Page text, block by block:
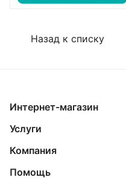
Назад к списку
Интернет-магазин
Услуги
Компания
Помощь